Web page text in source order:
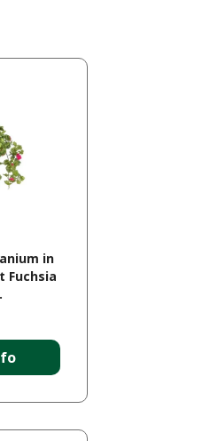
in
Fuchsia